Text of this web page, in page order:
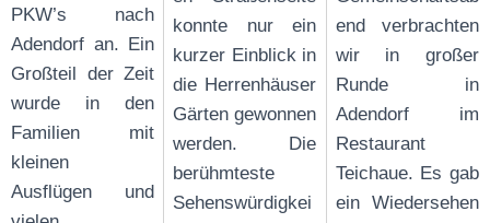
PKW’s nach
Adendorf an. Ein
Großteil der Zeit
wurde in den
Familien mit
kleinen
Ausflügen und
konnte nur ein
kurzer Einblick in
die Herrenhäuser
Gärten gewonnen
werden. Die
berühmteste
Sehenswürdigkei
end verbrachten
wir in großer
Runde in
Adendorf im
Restaurant
Teichaue. Es gab
ein Wiedersehen